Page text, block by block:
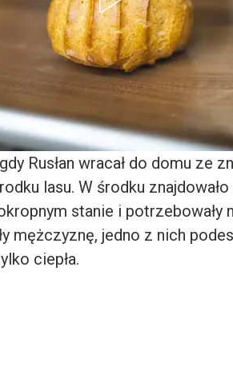
Rusłan wracał do domu ze
lasu. W środku
stanie i potrzebowały
mężczyznę, jedno z nich
ciepła.